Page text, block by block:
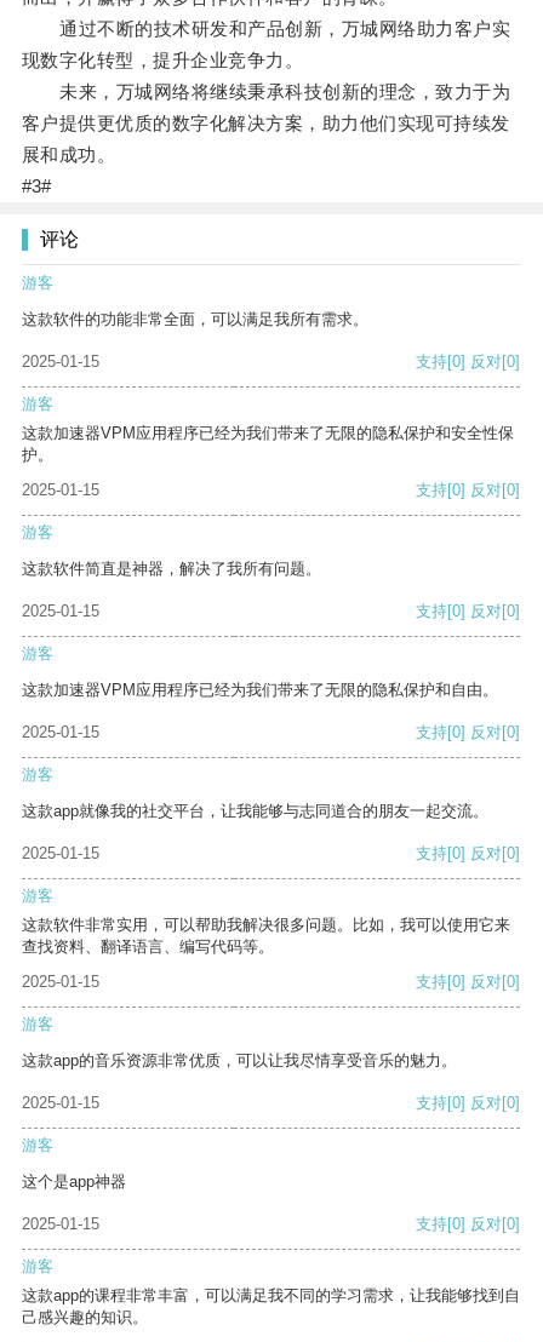
通过不断的技术研发和产品创新，万城网络助力客户实
现数字化转型，提升企业竞争力。
未来，万城网络将继续秉承科技创新的理念，致力于为
客户提供更优质的数字化解决方案，助力他们实现可持续发
展和成功。
#3#
评论
游客
这款软件的功能非常全面，可以满足我所有需求。
2025-01-15 支持[0] 反对[0]
游客
这款加速器VPM应用程序已经为我们带来了无限的隐私保护和安全性保
护。
2025-01-15
支持[0] 反对[0]
游客
这款软件简直是神器，解决了我所有问题。
2025-01-15 支持[0] 反对[0]
游客
这款加速器VPM应用程序已经为我们带来了无限的隐私保护和自由。
2025-01-15 支持[0] 反对[0]
游客
这款app就像我的社交平台，让我能够与志同道合的朋友一起交流。
2025-01-15 支持[0] 反对[0]
游客
这款软件非常实用，可以帮助我解决很多问题。比如，我可以使用它来
查找资料、翻译语言、编写代码等。
2025-01-15
支持[0] 反对[0]
游客
这款app的音乐资源非常优质，可以让我尽情享受音乐的魅力。
2025-01-15 支持[0] 反对[0]
游客
这个是app神器
2025-01-15 支持[0] 反对[0]
游客
这款app的课程非常丰富，可以满足我不同的学习需求，让我能够找到自
己感兴趣的知识。